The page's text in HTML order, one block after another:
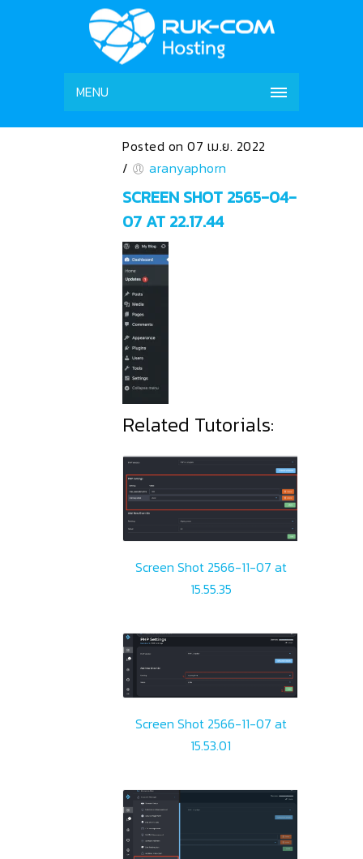
MENU
Posted on 07 เม.ย. 2022
/
aranyaphorn
SCREEN SHOT 2565-04-
07 AT 22.17.44
Related Tutorials:
Screen Shot 2566-11-07 at
15.55.35
Screen Shot 2566-11-07 at
15.53.01